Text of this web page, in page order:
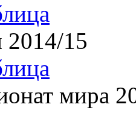
2014/15
мира